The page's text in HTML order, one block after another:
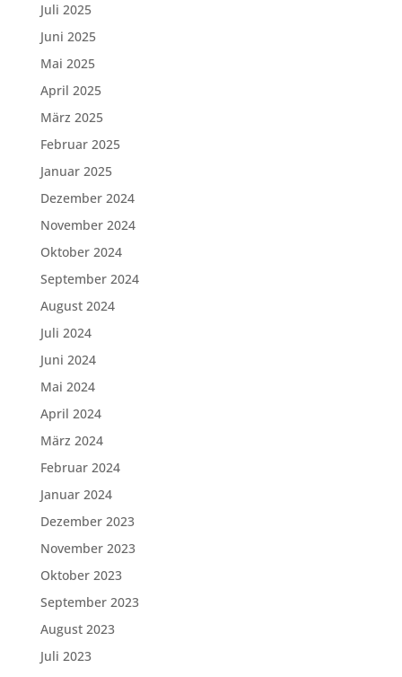
Juli 2025
Juni 2025
Mai 2025
April 2025
März 2025
Februar 2025
Januar 2025
Dezember 2024
November 2024
Oktober 2024
September 2024
August 2024
Juli 2024
Juni 2024
Mai 2024
April 2024
März 2024
Februar 2024
Januar 2024
Dezember 2023
November 2023
Oktober 2023
September 2023
August 2023
Juli 2023